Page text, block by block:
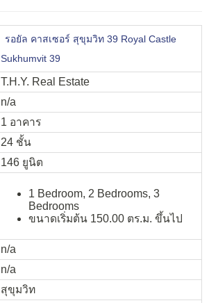
รอยัล คาสเซอร์ สุขุมวิท 39 Royal Castle
Sukhumvit 39
T.H.Y. Real Estate
n/a
1 อาคาร
24 ชั้น
146 ยูนิต
1 Bedroom, 2 Bedrooms, 3
Bedrooms
ขนาดเริ่มต้น 150.00 ตร.ม. ขึ้นไป
n/a
n/a
สุขุมวิท